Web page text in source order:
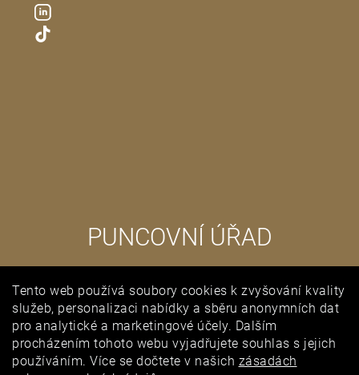
Tento web používá soubory cookies k zvyšování kvality
služeb, personalizaci nabídky a sběru anonymních dat
pro analytické a marketingové účely. Dalším
procházením tohoto webu vyjadřujete souhlas s jejich
používáním. Více se dočtete v našich zásadách
PUNCOVNÍ ÚŘAD